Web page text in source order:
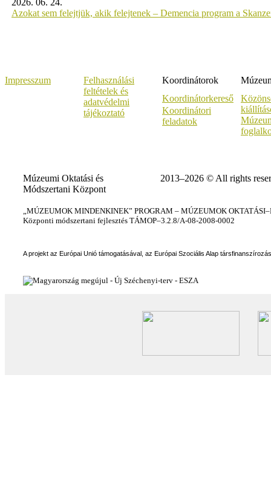
Azokat sem felejtjük, akik felejtenek – Demencia program a
Impresszum
Felhasználási
feltételek és
adatvédelmi
tájékoztató
Koordinátorok
Koordinátorkereső
Koordinátori
feladatok
Múzeumi Oktatási és
Módszertani Központ
2013–2026 © All rights
„MÚZEUMOK MINDENKINEK” PROGRAM – MÚZEUMOK
Központi módszertani fejlesztés TÁMOP–3.2.8/A-08-2008-0002
A projekt az Európai Unió támogatásával, az Európai Szociális Alap